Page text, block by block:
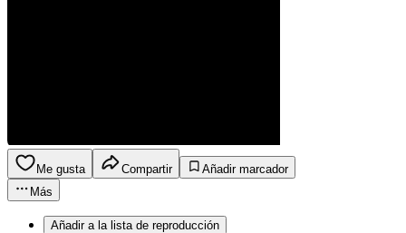
Me gusta Compartir
Añadir marcador
Más
Añadir a la lista de reproducción